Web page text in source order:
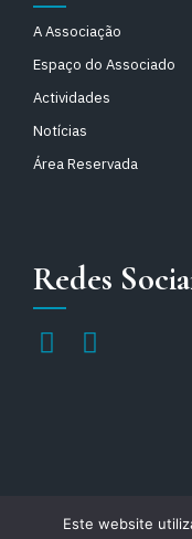
A Associação
Espaço do Associado
Actividades
Notícias
Área Reservada
Redes
Este website